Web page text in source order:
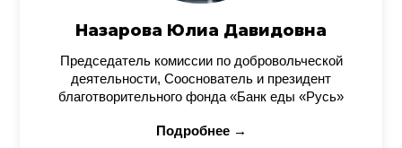
Назарова Юлиа Давидовна
Председатель комиссии по добровольческой
деятельности, Сооснователь и президент
благотворительного фонда «Банк еды «Русь»
Подробнее →